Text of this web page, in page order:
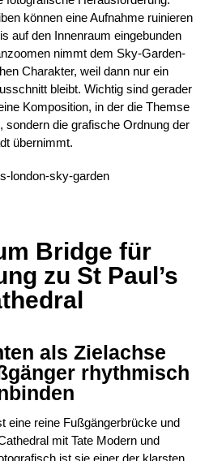
können eine Aufnahme ruinieren
auf den Innenraum eingebunden
nimmt dem Sky-Garden-
Charakter, weil dann nur ein
bleibt. Wichtig sind gerader
Komposition, in der die Themse
sondern die grafische Ordnung der
übernimmt.
Bridge für
zu St Paul’s
als Zielachse
rhythmisch
eine reine Fußgängerbrücke und
mit Tate Modern und
ist sie einer der klarsten